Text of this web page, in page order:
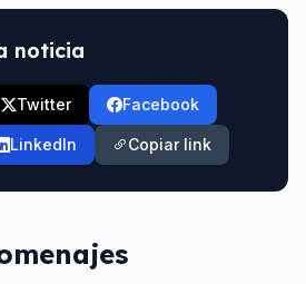
noticia
Twitter Facebook
LinkedIn Copiar link